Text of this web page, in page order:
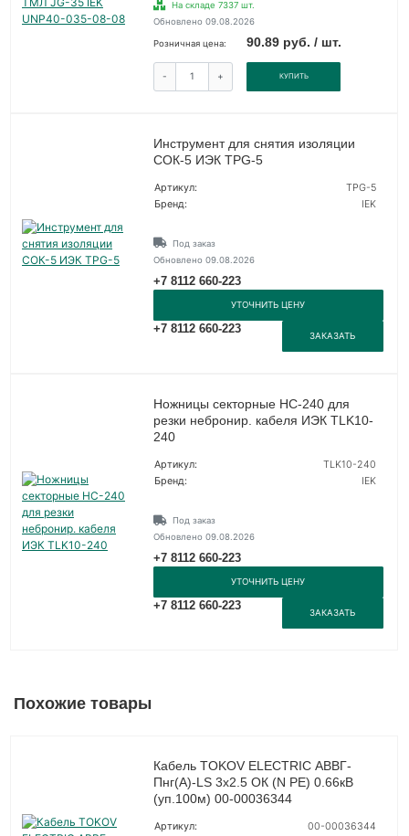
На складе 7337 шт.
Обновлено 09.08.2026
Розничная цена: 90.89 руб. / шт.
- + КУПИТЬ
Инструмент для снятия изоляции
СОК-5 ИЭК TPG-5
Артикул:
TPG-5
Бренд:
IEK
Под заказ
Обновлено 09.08.2026
+7 8112 660-223
УТОЧНИТЬ ЦЕНУ
+7 8112 660-223
ЗАКАЗАТЬ
Ножницы секторные НС-240 для
резки небронир. кабеля ИЭК TLK10-
240
Артикул:
TLK10-240
Бренд:
IEK
Под заказ
Обновлено 09.08.2026
+7 8112 660-223
УТОЧНИТЬ ЦЕНУ
+7 8112 660-223
ЗАКАЗАТЬ
Похожие товары
Кабель TOKOV ELECTRIC АВВГ-
Пнг(А)-LS 3х2.5 ОК (N PE) 0.66кВ
(уп.100м) 00-00036344
Артикул:
00-00036344